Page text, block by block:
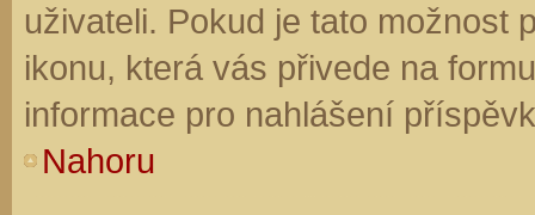
uživateli. Pokud je tato možnost
ikonu, která vás přivede na
informace pro nahlášení
Nahoru